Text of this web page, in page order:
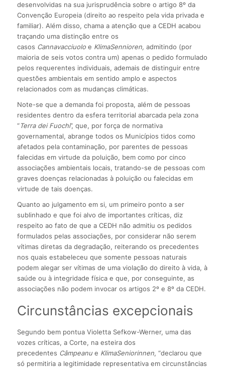
desenvolvidas na sua jurisprudência sobre o artigo 8º da
Convenção Europeia (direito ao respeito pela vida privada e
familiar). Além disso, chama a atenção que a CEDH acabou
traçando uma distinção entre os
casos Cannavacciuoloe KlimaSennioren, admitindo (por
maioria de seis votos contra um) apenas o pedido formulado
pelos requerentes individuais, ademais de distinguir entre
questões ambientais em sentido amplo e aspectos
relacionados com as mudanças climáticas.
Note-se que a demanda foi proposta, além de pessoas
residentes dentro da esfera territorial abarcada pela zona
“Terra dei Fuochi”, que, por força de normativa
governamental, abrange todos os Municípios tidos como
afetados pela contaminação, por parentes de pessoas
falecidas em virtude da poluição, bem como por cinco
associações ambientais locais, tratando-se de pessoas com
graves doenças relacionadas à poluição ou falecidas em
virtude de tais doenças.
Quanto ao julgamento em si, um primeiro ponto a ser
sublinhado e que foi alvo de importantes críticas, diz
respeito ao fato de que a CEDH não admitiu os pedidos
formulados pelas associações, por considerar não serem
vítimas diretas da degradação, reiterando os precedentes
nos quais estabeleceu que somente pessoas naturais
podem alegar ser vítimas de uma violação do direito à vida, à
saúde ou à integridade física e que, por conseguinte, as
associações não podem invocar os artigos 2º e 8º da CEDH.
Circunstâncias excepcionais
Segundo bem pontua Violetta Sefkow-Werner, uma das
vozes críticas, a Corte, na esteira dos
precedentes Câmpeanue KlimaSeniorinnen, “declarou que
só permitiria a legitimidade representativa em circunstâncias